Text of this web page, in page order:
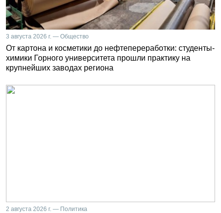
3 августа 2026 г. — Общество
От картона и косметики до нефтепереработки: студенты-
химики Горного университета прошли практику на
крупнейших заводах региона
2 августа 2026 г. — Политика